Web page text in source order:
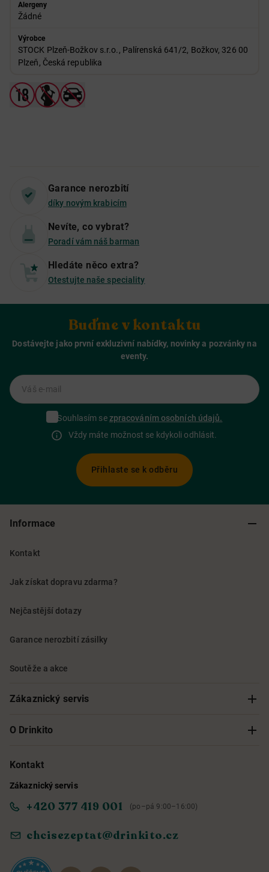
Alergeny
Žádné
Výrobce
STOCK Plzeň-Božkov s.r.o., Palírenská 641/2, Božkov, 326 00
Plzeň, Česká republika
Garance nerozbití
díky novým krabicím
Nevíte, co vybrat?
Poradí vám náš barman
Hledáte něco extra?
Otestujte naše speciality
Buďme v kontaktu
Dostávejte jako první exkluzivní nabídky, novinky a pozvánky na
eventy.
Váš e-mail
Souhlasím sezpracováním osobních údajů.
Vždy máte možnost se kdykoli odhlásit.
Přihlaste se k odběru
Informace
Kontakt
Jak získat dopravu zdarma?
Nejčastější dotazy
Garance nerozbití zásilky
Soutěže a akce
Zákaznický servis
Sledování objednávky
Obchodní podmínky
Ochrana osobních údajů
Reklamace a vrácení
O Drinkito
O nás
Informace o přístupnosti služby
Kontakt
Zákaznický servis
+420 377 419 001 (po–pá 9:00–16:00)
chcisezeptat@drinkito.cz